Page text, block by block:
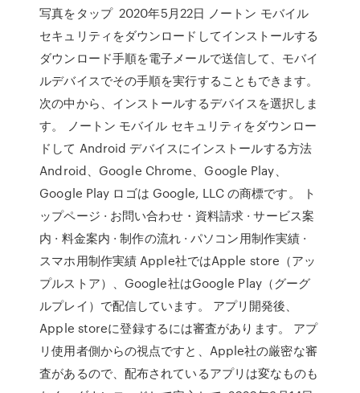
写真をタップ 2020年5月22日 ノートン モバイル
セキュリティをダウンロードしてインストールする
ダウンロード手順を電子メールで送信して、モバイ
ルデバイスでその手順を実行することもできます。
次の中から、インストールするデバイスを選択しま
す。 ノートン モバイル セキュリティをダウンロー
ドして Android デバイスにインストールする方法
Android、Google Chrome、Google Play、
Google Play ロゴは Google, LLC の商標です。 ト
ップページ · お問い合わせ・資料請求 · サービス案
内 · 料金案内 · 制作の流れ · パソコン用制作実績 ·
スマホ用制作実績 Apple社ではApple store（アッ
プルストア）、Google社はGoogle Play（グーグ
ルプレイ）で配信しています。 アプリ開発後、
Apple storeに登録するには審査があります。 アプ
リ使用者側からの視点ですと、Apple社の厳密な審
査があるので、配布されているアプリは変なものも